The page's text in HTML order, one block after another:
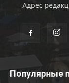
Адрес
Популярные